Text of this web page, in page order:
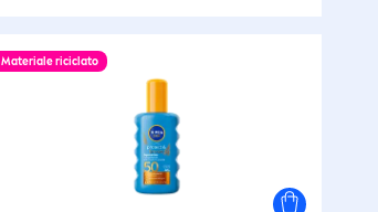
Materiale riciclato